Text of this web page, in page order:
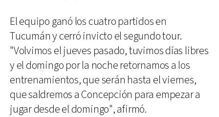
El equipo ganó los cuatro partidos en
Tucumán y cerró invicto el segundo tour.
"Volvimos el jueves pasado, tuvimos días libres
y el domingo por la noche retornamos a los
entrenamientos, que serán hasta el viernes,
que saldremos a Concepción para empezar a
jugar desde el domingo", afirmó.